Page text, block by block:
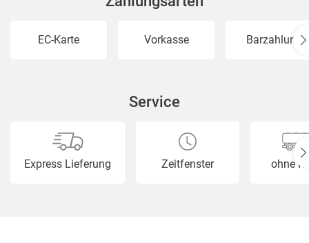
EC-Karte Vorkasse Barzahlung
Service
Express Lieferung Zeitfenster ohne